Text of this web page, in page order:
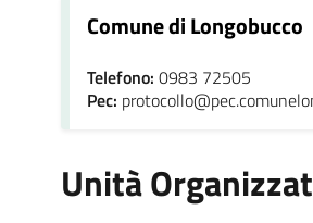
Comune di Longobucco
Telefono: 0983 72505
Pec:
Unità